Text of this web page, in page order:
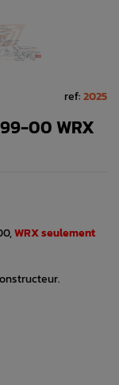
ref:2025
99-00 WRX
WRX seulement